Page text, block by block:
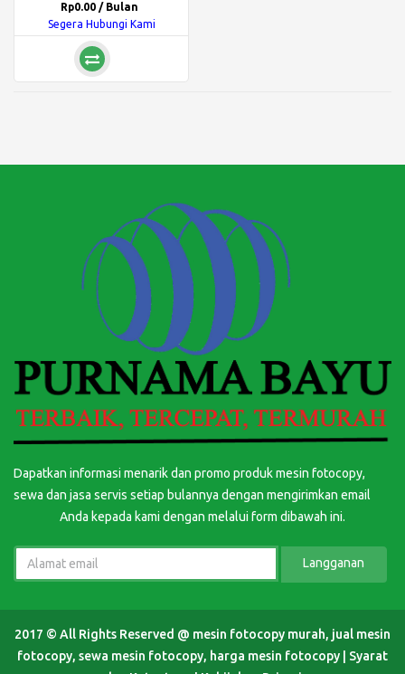
Rp0.00 / Bulan
Segera Hubungi Kami
Dapatkan informasi menarik dan promo produk mesin fotocopy,
sewa dan jasa servis setiap bulannya dengan mengirimkan email
Anda kepada kami dengan melalui form dibawah ini.
Langganan
2017 © All Rights Reserved @ mesin fotocopy murah, jual mesin
fotocopy, sewa mesin fotocopy, harga mesin fotocopy
Syarat